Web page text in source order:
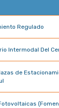
Regulado
Intermodal Del
de